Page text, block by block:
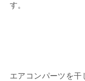
す。
エアコンパーツを干